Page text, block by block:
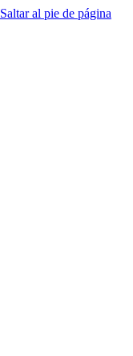
Saltar al pie de página